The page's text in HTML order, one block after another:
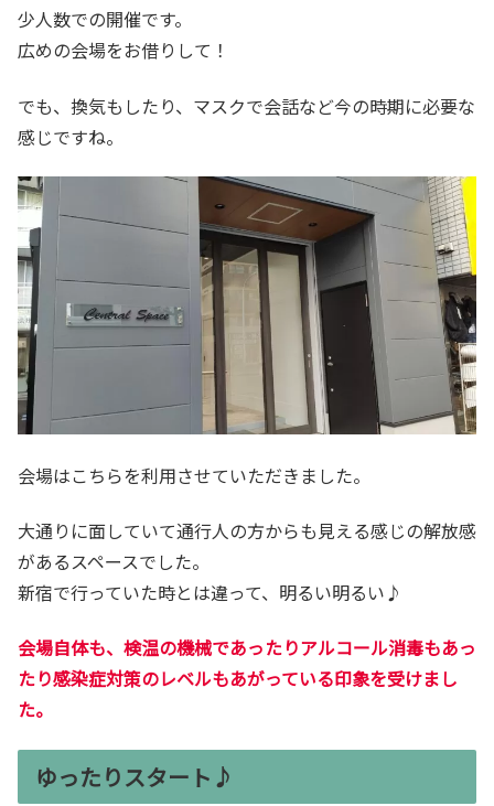
少人数での開催です。
広めの会場をお借りして！
でも、換気もしたり、マスクで会話など今の時期に必要な
感じですね。
会場はこちらを利用させていただきました。
大通りに面していて通行人の方からも見える感じの解放感
があるスペースでした。
新宿で行っていた時とは違って、明るい明るい♪
会場自体も、検温の機械であったりアルコール消毒もあっ
たり感染症対策のレベルもあがっている印象を受けまし
た。
ゆったりスタート♪